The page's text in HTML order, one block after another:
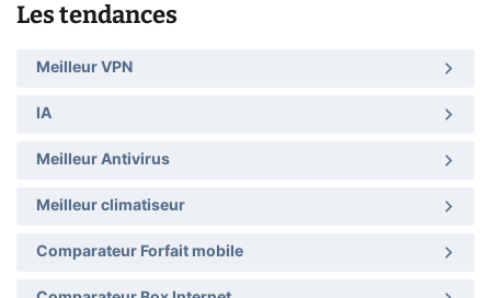
Les tendances
Meilleur VPN
IA
Meilleur Antivirus
Meilleur climatiseur
Comparateur Forfait mobile